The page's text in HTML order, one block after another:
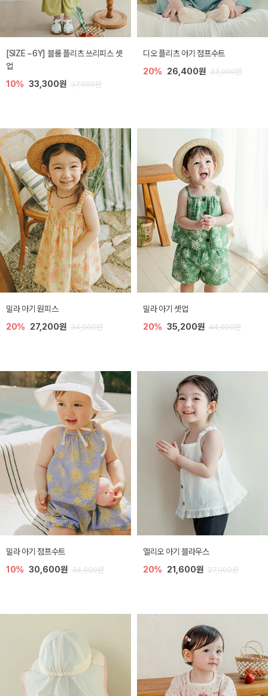
[SIZE ~6Y] 블룸 플리츠 쓰리피스 셋
업
10% 33,300원 37,000원
디오 플리츠 아기 점프수트
20% 26,400원 33,000원
밀라 아기 원피스
20% 27,200원 34,000원
밀라 아기 셋업
20% 35,200원 44,000원
밀라 아기 점프수트
10% 30,600원 34,000원
엘리오 아기 블라우스
20% 21,600원 27,000원